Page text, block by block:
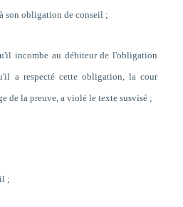
son obligation de conseil ;
incombe au débiteur de l'obligation
a respecté cette obligation, la cour
de la preuve, a violé le texte susvisé ;
;